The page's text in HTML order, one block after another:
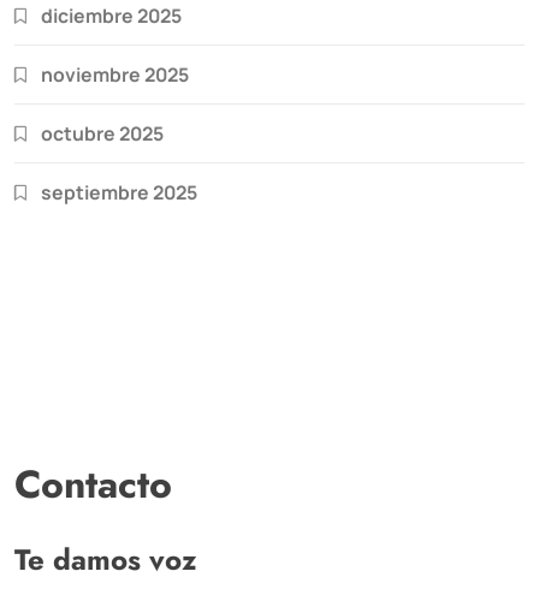
diciembre 2025
noviembre 2025
octubre 2025
septiembre 2025
Contacto
Te damos voz